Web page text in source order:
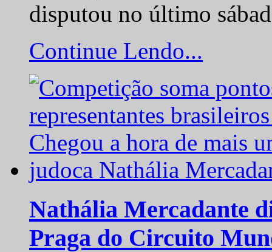
disputou no último
Continue Lendo...
Nathália Mercadante
Praga do Circuito